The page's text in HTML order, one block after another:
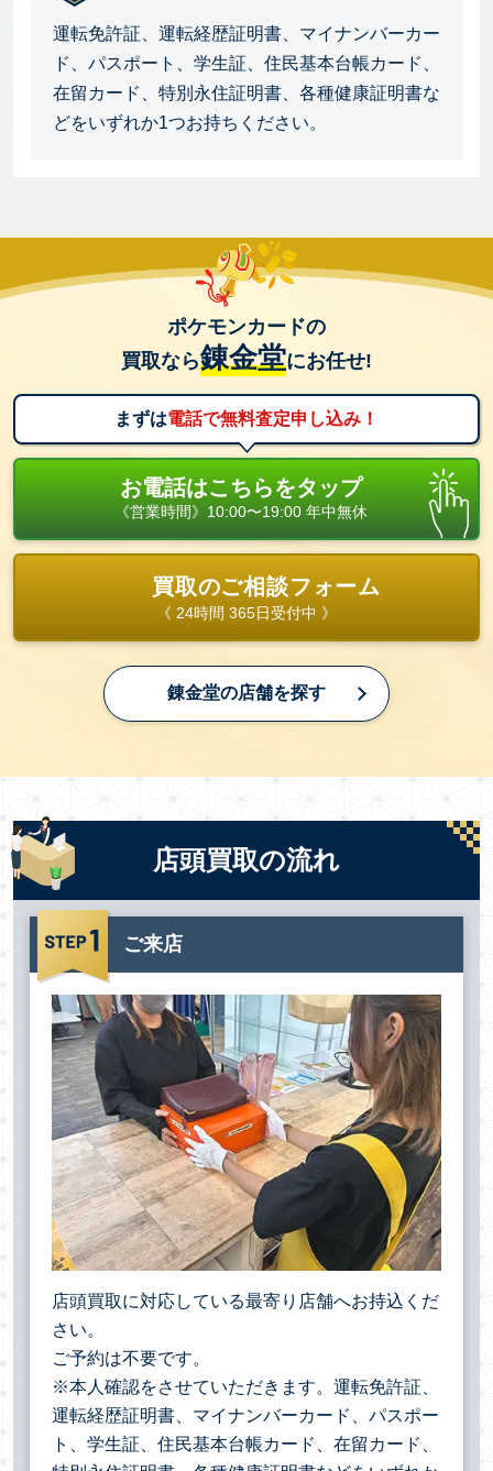
運転免許証、運転経歴証明書、マイナンバーカー
ド、パスポート、学生証、住民基本台帳カード、
在留カード、特別永住証明書、各種健康証明書な
どをいずれか1つお持ちください。
ポケモンカードの
買取なら錬金堂にお任せ!
まずは電話で無料査定申し込み！
お電話はこちらをタップ
《営業時間》10:00〜19:00 年中無休
買取のご相談フォーム
《 24時間 365日受付中 》
錬金堂の店舗を探す
店頭買取の流れ
ご来店
店頭買取に対応している最寄り店舗へお持込くだ
さい。
ご予約は不要です。
※本人確認をさせていただきます。運転免許証、
運転経歴証明書、マイナンバーカード、パスポー
ト、学生証、住民基本台帳カード、在留カード、